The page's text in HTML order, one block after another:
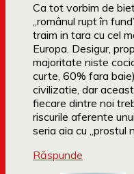
Ca tot vorbim de
„românul rupt în
traim in tara cu cel
Europa. Desigur,
majoritate niste
curte, 60% fara
civilizatie, dar
fiecare dintre noi
riscurile aferente
seria aia cu „prostul
Răspunde